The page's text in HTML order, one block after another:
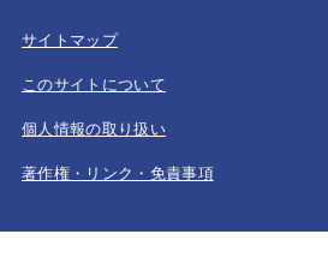
サイトマップ
このサイトについて
個人情報の取り扱い
著作権・リンク・免責事項